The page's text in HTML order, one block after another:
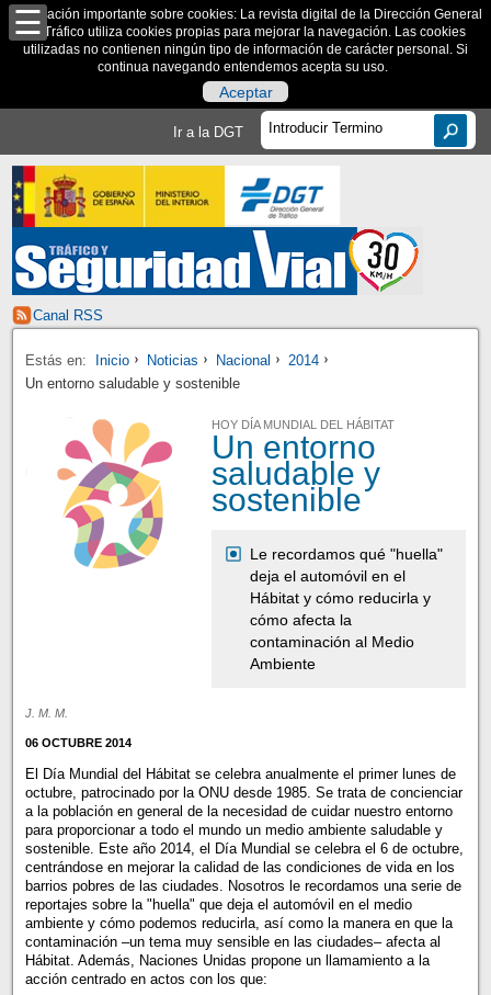
Información importante sobre cookies: La revista digital de la Dirección General
de Tráfico utiliza cookies propias para mejorar la navegación. Las cookies
utilizadas no contienen ningún tipo de información de carácter personal. Si
continua navegando entendemos acepta su uso.
Aceptar
Ir a la DGT
Canal RSS
Estás en: Inicio Noticias Nacional
2014
Un entorno saludable y sostenible
HOY DÍA MUNDIAL DEL HÁBITAT
Un entorno
saludable y
sostenible
Le recordamos qué "huella"
deja el automóvil en el
Hábitat y cómo reducirla y
cómo afecta la
contaminación al Medio
Ambiente
J. M. M.
06 OCTUBRE 2014
El Día Mundial del Hábitat se celebra anualmente el primer lunes de
octubre, patrocinado por la ONU desde 1985. Se trata de concienciar
a la población en general de la necesidad de cuidar nuestro entorno
para proporcionar a todo el mundo un medio ambiente saludable y
sostenible. Este año 2014, el Día Mundial se celebra el 6 de octubre,
centrándose en mejorar la calidad de las condiciones de vida en los
barrios pobres de las ciudades. Nosotros le recordamos una serie de
reportajes sobre la "huella" que deja el automóvil en el medio
ambiente y cómo podemos reducirla, así como la manera en que la
contaminación –un tema muy sensible en las ciudades– afecta al
Hábitat. Además, Naciones Unidas propone un llamamiento a la
acción centrado en actos con los que: